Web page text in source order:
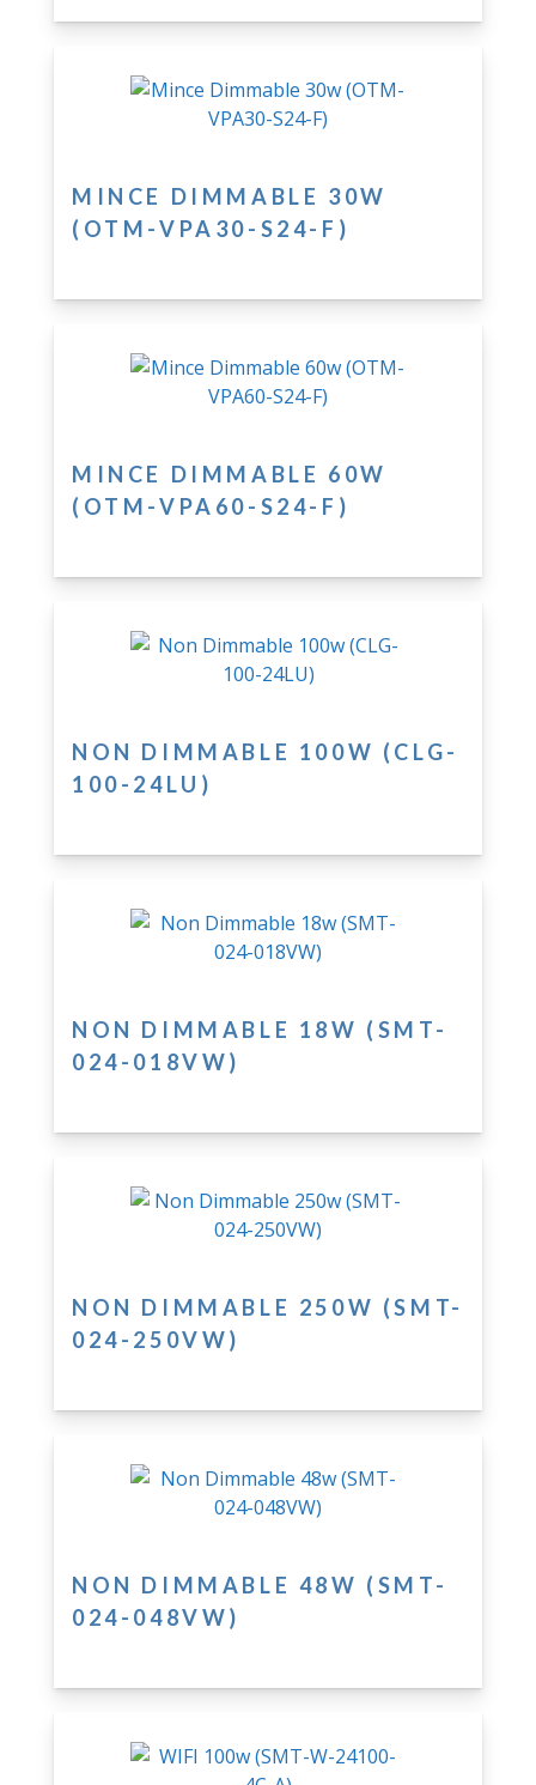
MINCE DIMMABLE 30W
(OTM-VPA30-S24-F)
MINCE DIMMABLE 60W
(OTM-VPA60-S24-F)
NON DIMMABLE 100W (CLG-
100-24LU)
NON DIMMABLE 18W (SMT-
024-018VW)
NON DIMMABLE 250W (SMT-
024-250VW)
NON DIMMABLE 48W (SMT-
024-048VW)